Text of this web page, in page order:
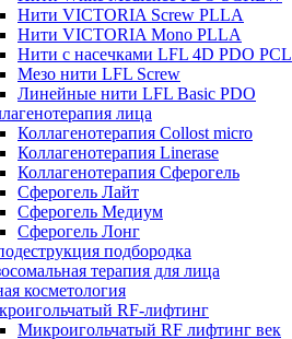
Нити VICTORIA Screw PLLA
Нити VICTORIA Mono PLLA
Нити с насечками LFL 4D PDO PCL
Мезо нити LFL Screw
Линейные нити LFL Basic PDO
лица
Коллагенотерапия Collost micro
Коллагенотерапия Linerase
Коллагенотерапия Сферогель
Сферогель Лайт
Сферогель Медиум
Сферогель Лонг
подбородка
терапия для лица
косметология
RF-лифтинг
Микроигольчатый RF лифтинг век